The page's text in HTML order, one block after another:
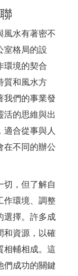
風水有著密不
室格局的設
環境的契合
質和風水方
我們的事業發
活的思維與出
合從事與人
在不同的辦公
切，但了解自
作環境、調整
選擇。許多成
和資源，以確
相輔相成。這
們成功的關鍵